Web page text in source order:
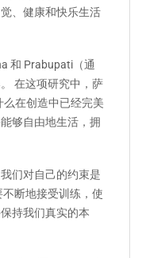
、健康和快乐生活
和 Prabupati（通
在这项研究中，萨
在创造中已经完美
够自由地生活，拥
们对自己的约束是
断地接受训练，使
持我们真实的本